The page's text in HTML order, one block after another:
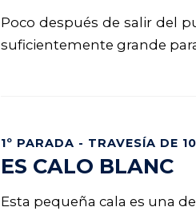
Poco después de salir del
suficientemente grande
1º PARADA - TRAVESÍA DE
ES CALO BLANC
Esta pequeña cala es una